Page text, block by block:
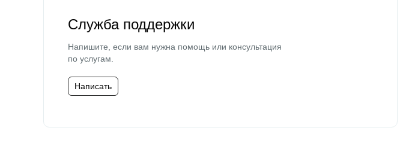
Служба поддержки
Напишите, если вам нужна помощь или консультация
по услугам.
Написать